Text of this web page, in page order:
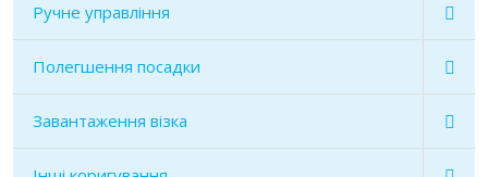
Ручне управління
Полегшення посадки
Завантаження візка